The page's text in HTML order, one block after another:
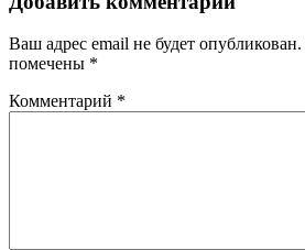
Ваш адрес email не будет опубликован.
помечены *
Комментарий *